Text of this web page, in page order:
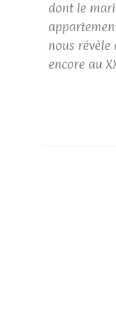
dont le
nous révèle
encore au